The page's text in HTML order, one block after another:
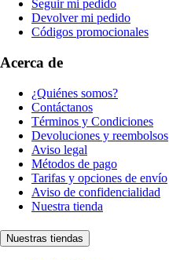
Seguir mi pedido
Devolver mi pedido
Códigos promocionales
Acerca de
¿Quiénes somos?
Contáctanos
Términos y Condiciones
Devoluciones y reembolsos
Aviso legal
Métodos de pago
Tarifas y opciones de envío
Aviso de confidencialidad
Nuestra tienda
Nuestras tiendas